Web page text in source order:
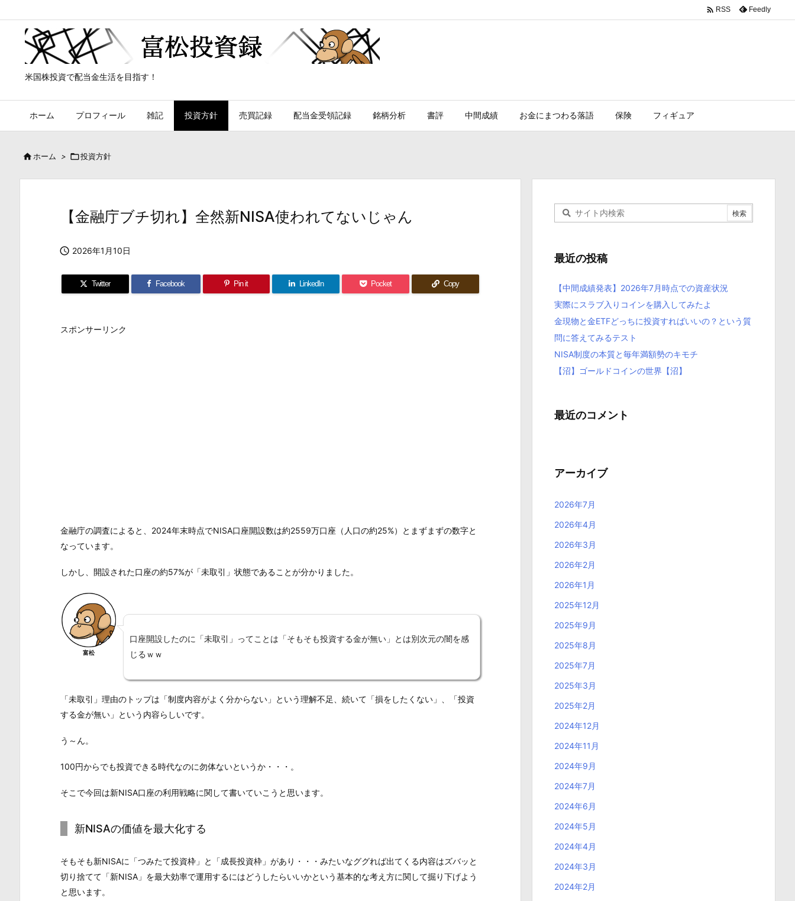
米国株投資で配当金生活を目指す！
ホーム プロフィール 雑記 投資方針 売買記録 配当金受領記録 銘柄分析 書評 中間成績 お金にまつわる落語 保険 フィギュア
 RSS Feedly
 ホーム > 投資方針
【金融庁ブチ切れ】全然新NISA使われてないじゃん
 2026年1月10日
Twitter Facebook Pin it LinkedIn Pocket Copy
スポンサーリンク
金融庁の調査によると、2024年末時点でNISA口座開設数は約2559万口座（人口の約25%）とまずまずの数字と
なっています。
しかし、開設された口座の約57%が「未取引」状態であることが分かりました。
富松
口座開設したのに「未取引」ってことは「そもそも投資する金が無い」とは別次元の闇を感
じるｗｗ
「未取引」理由のトップは「制度内容がよく分からない」という理解不足、続いて「損をしたくない」、「投資
する金が無い」という内容らしいです。
う～ん。
100円からでも投資できる時代なのに勿体ないというか・・・。
そこで今回は新NISA口座の利用戦略に関して書いていこうと思います。
新NISAの価値を最大化する
そもそも新NISAに「つみたて投資枠」と「成長投資枠」があり・・・みたいなググれば出てくる内容はズバッと
切り捨てて「新NISA」を最大効率で運用するにはどうしたらいいかという基本的な考え方に関して掘り下げよう
と思います。
最近の投稿
【中間成績発表】2026年7月時点での資産状況
実際にスラブ入りコインを購入してみたよ
金現物と金ETFどっちに投資すればいいの？という質
問に答えてみるテスト
NISA制度の本質と毎年満額勢のキモチ
【沼】ゴールドコインの世界【沼】
最近のコメント
アーカイブ
2026年7月
2026年4月
2026年3月
2026年2月
2026年1月
2025年12月
2025年9月
2025年8月
2025年7月
2025年3月
2025年2月
2024年12月
2024年11月
2024年9月
2024年7月
2024年6月
2024年5月
2024年4月
2024年3月
2024年2月